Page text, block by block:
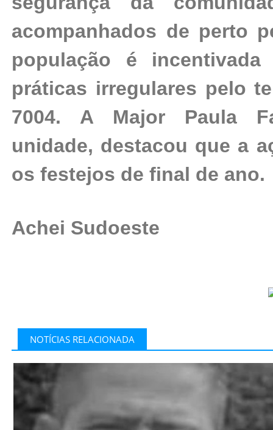
acompanhados de perto
população é
práticas irregulares pelo
7004. A Major Paula
unidade, destacou que a
os festejos de final de ano.
Achei Sudoeste
NOTÍCIAS RELACIONADA